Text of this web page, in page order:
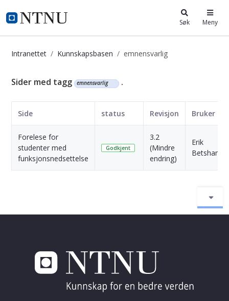
i.ntnu.no Søk Meny
Intranettet Kunnskapsbasen emnensvarlig
Kunnskapsbasen
Sider med tagg emnensvarlig .
Side status Revisjon Bruker
Forelese for
studenter med
funksjonsnedsettelse
Godkjent
3.2
(Mindre
endring)
Erik